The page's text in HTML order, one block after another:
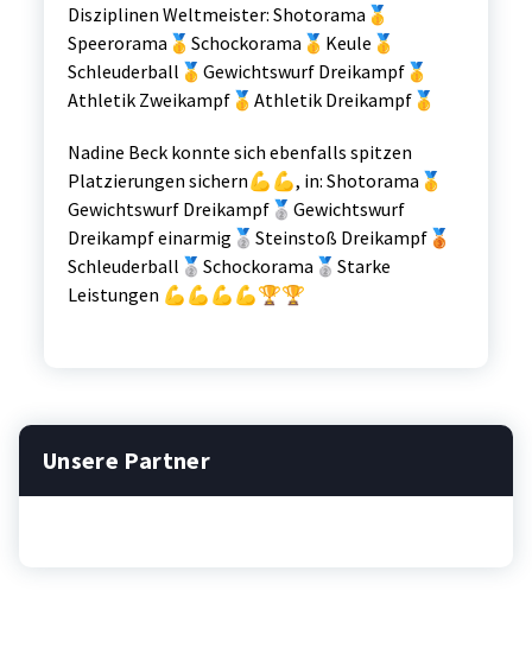
Disziplinen Weltmeister: Shotorama🥇
Speerorama🥇Schockorama🥇Keule🥇
Schleuderball🥇Gewichtswurf Dreikampf🥇
Athletik Zweikampf🥇Athletik Dreikampf🥇
Nadine Beck konnte sich ebenfalls spitzen
Platzierungen sichern💪💪, in: Shotorama🥇
Gewichtswurf Dreikampf🥈Gewichtswurf
Dreikampf einarmig🥈Steinstoß Dreikampf🥉
Schleuderball🥈Schockorama🥈Starke
Leistungen 💪💪💪💪🏆🏆
Unsere Partner